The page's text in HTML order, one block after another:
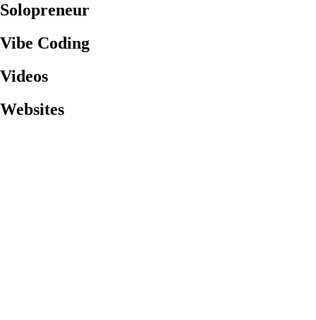
Solopreneur
Vibe Coding
Videos
Websites